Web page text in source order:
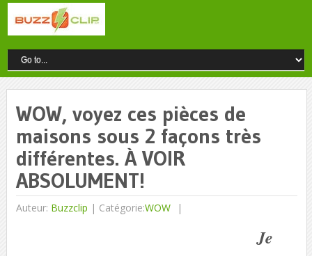
WOW, voyez ces pièces de
maisons sous 2 façons très
différentes. À VOIR
ABSOLUMENT!
Auteur: Buzzclip | Catégorie:WOW
Je